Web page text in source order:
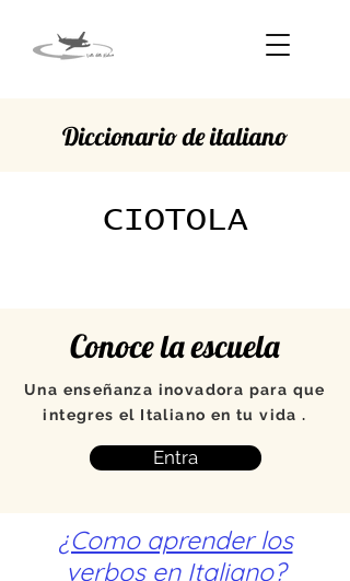
Diccionario de italiano
CIOTOLA
Conoce la escuela
Una enseñanza inovadora para que
integres el Italiano en tu vida .
Entra
¿Como aprender los
verbos en Italiano?